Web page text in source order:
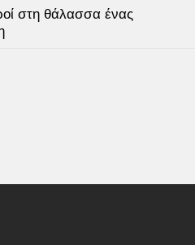
στη θάλασσα ένας